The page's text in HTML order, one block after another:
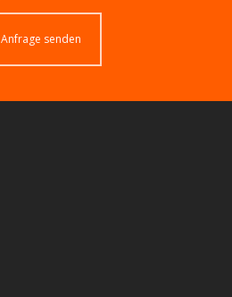
Anfrage senden